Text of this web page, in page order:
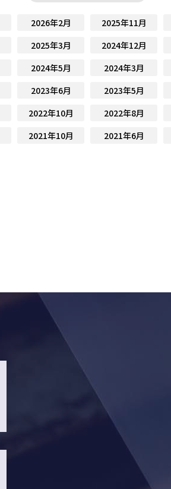
2026年2月 2025年11月
2025年3月 2024年12月
2024年5月 2024年3月
2023年6月 2023年5月
2022年10月 2022年8月
2021年10月 2021年6月